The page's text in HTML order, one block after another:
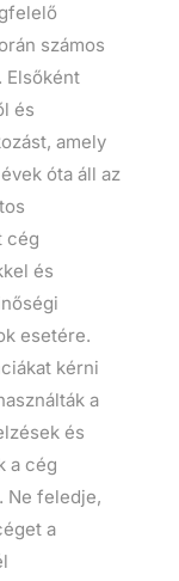
számos
Elsőként
és
amely
óta áll az
cég
és
esetére.
kérni
a
és
a cég
Ne feledje,
a